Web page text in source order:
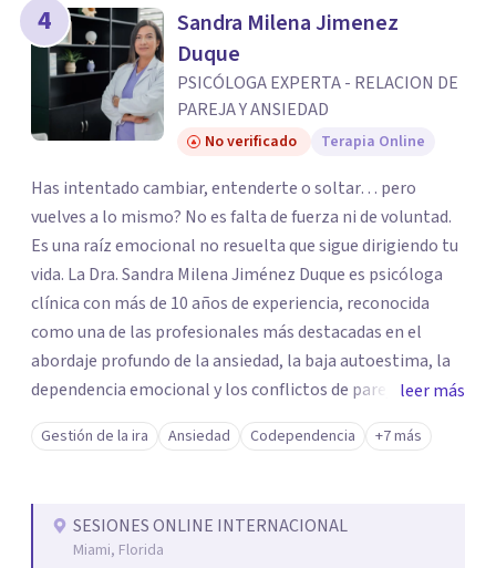
4
Sandra Milena Jimenez
Duque
PSICÓLOGA EXPERTA - RELACION DE
PAREJA Y ANSIEDAD
No verificado Terapia Online
Has intentado cambiar, entenderte o soltar… pero
vuelves a lo mismo? No es falta de fuerza ni de voluntad.
Es una raíz emocional no resuelta que sigue dirigiendo tu
vida. La Dra. Sandra Milena Jiménez Duque es psicóloga
clínica con más de 10 años de experiencia, reconocida
como una de las profesionales más destacadas en el
abordaje profundo de la ansiedad, la baja autoestima, la
dependencia emocional y los conflictos de pareja. Ha
trabajado con pacientes en diferentes países,
acompañando procesos complejos. Su enfoque
trabaja el síntoma, trabaja la raíz que lo origina. Su
metodología interviene en tres niveles: regulación del
sistema emocional, reprocesamiento de heridas de la
leer más
Gestión de la ira Ansiedad Codependencia +7 más
SESIONES ONLINE INTERNACIONAL
Miami, Florida